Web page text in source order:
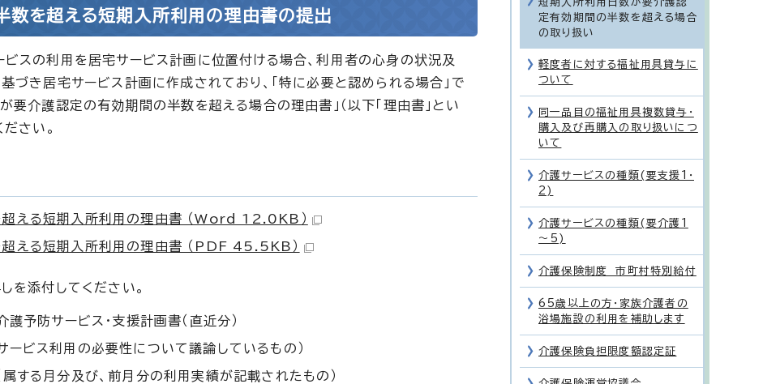
数を超える短期入所利用の理由書の提出
スの利用を居宅サービス計画に位置付ける場合、利用者の心身の状況及
づき居宅サービス計画に作成されており、「特に必要と認められる場合」で
要介護認定の有効期間の半数を超える場合の理由書」（以下「理由書」とい
さい。
える短期入所利用の理由書 （Word 12.0KB）
える短期入所利用の理由書 （PDF 45.5KB）
を添付してください。
予防サービス・支援計画書（直近分）
ービス利用の必要性について議論しているもの）
する月分及び、前月分の利用実績が記載されたもの）
定有効期間の半数を超える場合
の取り扱い
軽度者に対する福祉用具貸与に
ついて
同一品目の福祉用具複数貸与・
購入及び再購入の取り扱いにつ
いて
介護サービスの種類(要支援1・
2)
介護サービスの種類(要介護1
～5)
介護保険制度 市町村特別給付
65歳以上の方・家族介護者の
浴場施設の利用を補助します
介護保険負担限度額認定証